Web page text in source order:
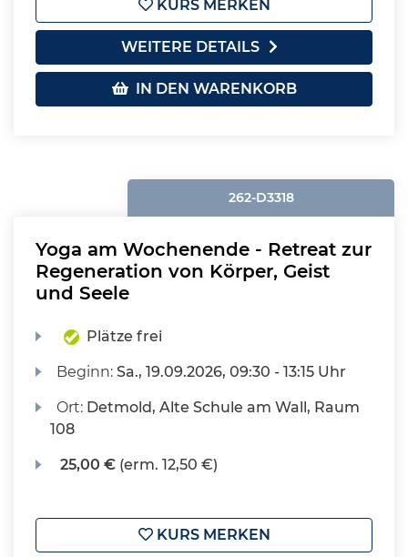
KURS MERKEN
WEITERE DETAILS
IN DEN WARENKORB
262-D3318
Yoga am Wochenende - Retreat zur
Regeneration von Körper, Geist
und Seele
Plätze frei
Beginn:Sa., 19.09.2026, 09:30 - 13:15 Uhr
Ort: Detmold, Alte Schule am Wall, Raum
108
25,00 € (erm. 12,50 €)
KURS MERKEN